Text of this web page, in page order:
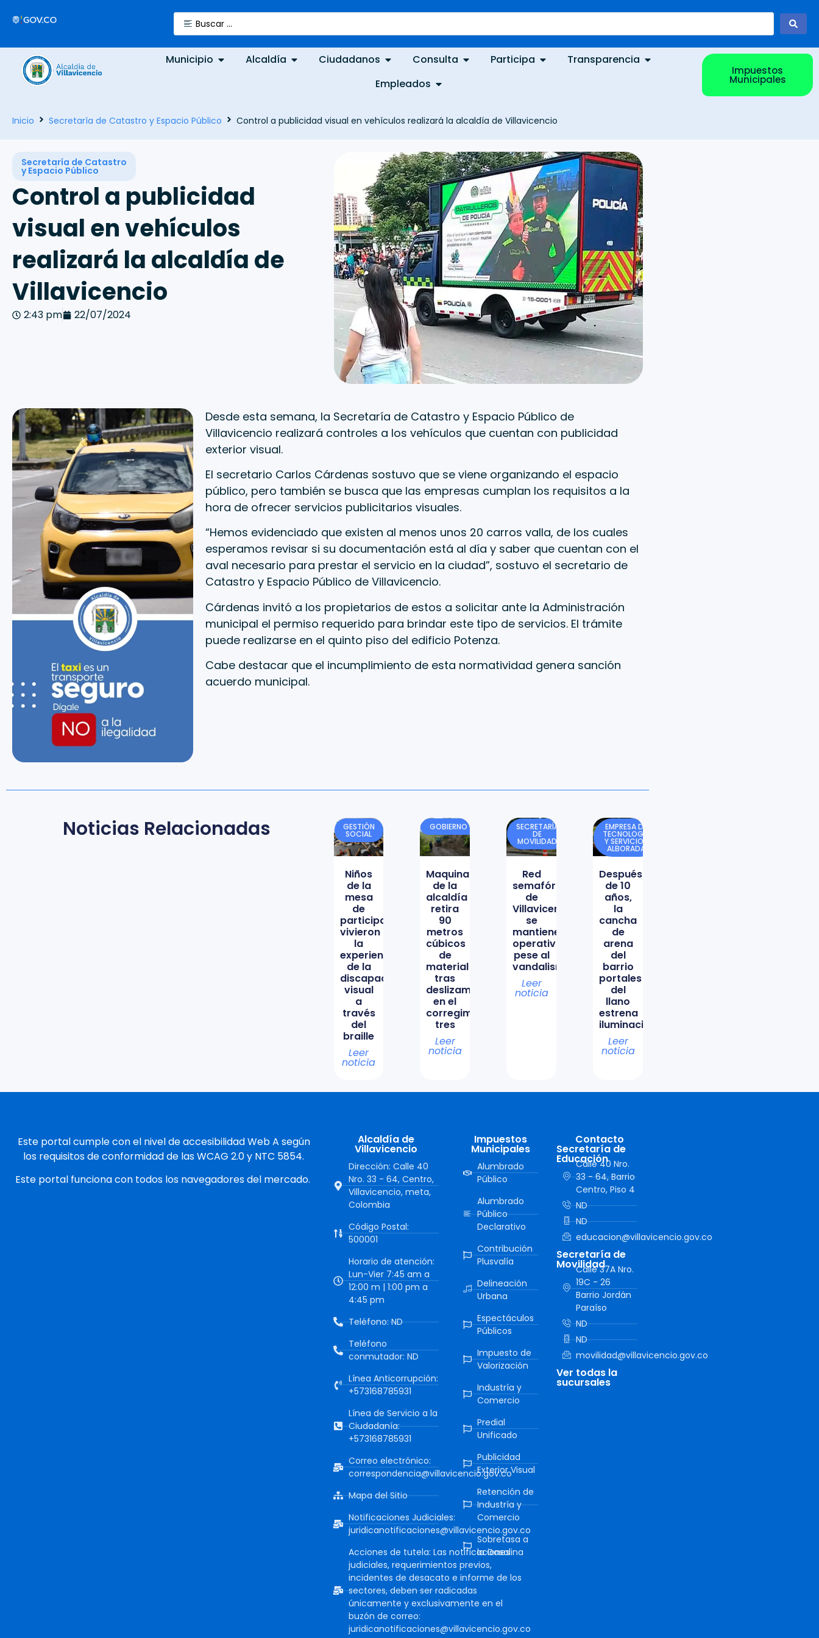
Municipio Alcaldía Ciudadanos Consulta Participa
Transparencia
Empleados
Impuestos
Municipales
Inicio Secretaría de Catastro y Espacio Público Control a publicidad visual en vehículos realizará la alcaldía de Villavicencio
Secretaría de Catastro
y Espacio Público
Control a publicidad
visual en vehículos
realizará la alcaldía de
Villavicencio
2:43 pm 22/07/2024
Desde esta semana, la Secretaría de Catastro y Espacio Público de
Villavicencio realizará controles a los vehículos que cuentan con publicidad
exterior visual.
El secretario Carlos Cárdenas sostuvo que se viene organizando el espacio
público, pero también se busca que las empresas cumplan los requisitos a la
hora de ofrecer servicios publicitarios visuales.
“Hemos evidenciado que existen al menos unos 20 carros valla, de los cuales
esperamos revisar si su documentación está al día y saber que cuentan con el
aval necesario para prestar el servicio en la ciudad”, sostuvo el secretario de
Catastro y Espacio Público de Villavicencio.
Cárdenas invitó a los propietarios de estos a solicitar ante la Administración
municipal el permiso requerido para brindar este tipo de servicios. El trámite
puede realizarse en el quinto piso del edificio Potenza.
Cabe destacar que el incumplimiento de esta normatividad genera sanción
acuerdo municipal.
Noticias Relacionadas GESTIÓN
SOCIAL
Niños
de la
mesa
de
participación
vivieron
la
experiencia
de la
discapacidad
visual
a
través
del
braille
Leer
noticia
GOBIERNO
Maquinaria
de la
alcaldía
retira
90
metros
cúbicos
de
material
tras
deslizamiento
en el
corregimiento
tres
Leer
noticia
SECRETARÍA
DE
MOVILIDAD
Red
semafórica
de
Villavicencio
se
mantiene
operativa
pese al
vandalismo
Leer
noticia
EMPRESA DE
TECNOLOGÍA
Y SERVICIOS
ALBORADA
Después
de 10
años,
la
cancha
de
arena
del
barrio
portales
del
llano
estrena
iluminación
Leer
noticia
Este portal cumple con el nivel de accesibilidad Web A según
los requisitos de conformidad de las WCAG 2.0 y NTC 5854.
Este portal funciona con todos los navegadores del mercado.
Alcaldía de
Villavicencio
Dirección: Calle 40
Nro. 33 - 64, Centro,
Villavicencio, meta,
Colombia
Código Postal:
500001
Horario de atención:
Lun-Vier 7:45 am a
12:00 m | 1:00 pm a
4:45 pm
Teléfono: ND
Teléfono
conmutador: ND
Línea Anticorrupción:
+573168785931
Línea de Servicio a la
Ciudadanía:
+573168785931
Correo electrónico:
correspondencia@villavicencio.gov.co
Mapa del Sitio
Notificaciones Judiciales:
juridicanotificaciones@villavicencio.gov.co
Acciones de tutela: Las notificaciones
judiciales, requerimientos previos,
incidentes de desacato e informe de los
sectores, deben ser radicadas
únicamente y exclusivamente en el
buzón de correo:
juridicanotificaciones@villavicencio.gov.co
Impuestos
Municipales
Alumbrado
Público
Alumbrado
Público
Declarativo
Contribución
Plusvalía
Delineación
Urbana
Espectáculos
Públicos
Impuesto de
Valorización
Industría y
Comercio
Predial
Unificado
Publicidad
Exterior Visual
Retención de
Industría y
Comercio
Sobretasa a
la Gasolina
Contacto
Secretaría de
Educación
Calle 40 Nro.
33 - 64, Barrio
Centro, Piso 4
ND
ND
educacion@villavicencio.gov.co
Secretaría de
Movilidad
Calle 37A Nro.
19C - 26
Barrio Jordán
Paraíso
ND
ND
movilidad@villavicencio.gov.co
Ver todas la
sucursales